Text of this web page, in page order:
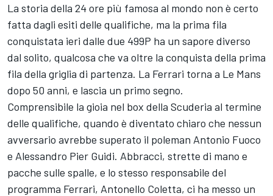
La storia della 24 ore più famosa al mondo non è certo
fatta dagli esiti delle qualifiche, ma la prima fila
conquistata ieri dalle due 499P ha un sapore diverso
dal solito, qualcosa che va oltre la conquista della prima
fila della griglia di partenza. La Ferrari torna a Le Mans
dopo 50 anni, e lascia un primo segno.
Comprensibile la gioia nel box della Scuderia al termine
delle qualifiche, quando è diventato chiaro che nessun
avversario avrebbe superato il poleman Antonio Fuoco
e Alessandro Pier Guidi. Abbracci, strette di mano e
pacche sulle spalle, e lo stesso responsabile del
programma Ferrari, Antonello Coletta, ci ha messo un